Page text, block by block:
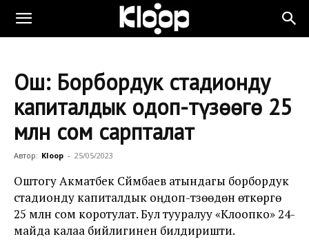
Ош: Борбордук стадионду
капиталдык оңдоп-түзөөгө 25
млн сом сарпталат
Автор: Kloop - 25/05/2023
Оштогу Акматбек Сүйүмбаев атындагы борбордук
стадионду капиталдык оңдоп-түзөөдөн өткөрүүгө
25 млн сом коротулат. Бул тууралуу «Клоопко» 24-
майда калаа бийлигинен билдиришти.